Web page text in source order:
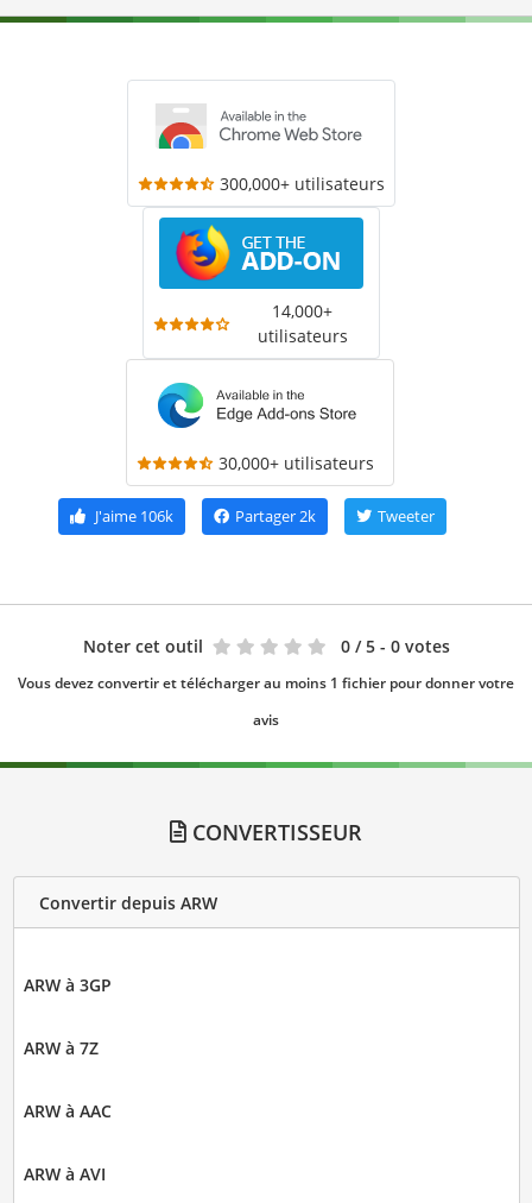
300,000+ utilisateurs
14,000+
utilisateurs
30,000+ utilisateurs
J'aime106k Partager2k Tweeter
Noter cet outil 0 / 5 - 0 votes
Vous devez convertir et télécharger au moins 1 fichier pour donner votre
avis
CONVERTISSEUR
Convertir depuis ARW
ARW à 3GP
ARW à 7Z
ARW à AAC
ARW à AVI